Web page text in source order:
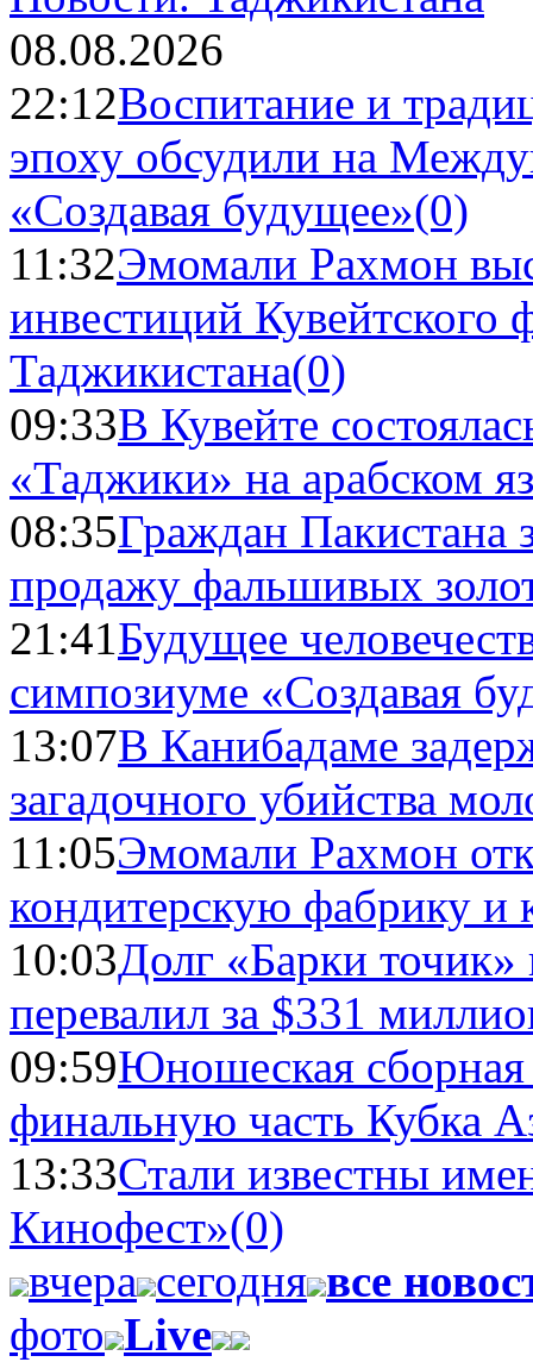
08.08.2026
22:12Воспитание и
эпоху обсудили на
«Создавая будущее»(0)
11:32Эмомали Рахмон
инвестиций Кувейтского
Таджикистана(0)
09:33В Кувейте
«Таджики» на арабском
08:35Граждан Пакистана
продажу фальшивых
21:41Будущее
симпозиуме «Создавая
13:07В Канибадаме
загадочного убийства
11:05Эмомали Рахмон
кондитерскую фабрику и
10:03Долг «Барки
перевалил за $331
09:59Юношеская
финальную часть Кубка
13:33Стали известны
Кинофест»(0)
вчера сегодня все
фото Live